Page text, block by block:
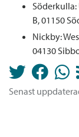
B, 01150
Nickby:
04130
Senast